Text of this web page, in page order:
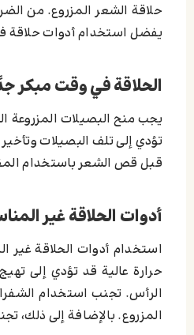
حلاقة الشعر المزروع. من
يفضل استخدام أدوات حلاقة
الحلاقة في وقت مبكر
يجب منح البصيلات المزروعة
قبل قص الشعر باستخدام
أدوات الحلاقة غير
استخدام أدوات الحلاقة غير
حرارة عالية قد تؤدي إلى
الرأس. تجنب استخدام
المزروع. بالإضافة إلى ذلك،